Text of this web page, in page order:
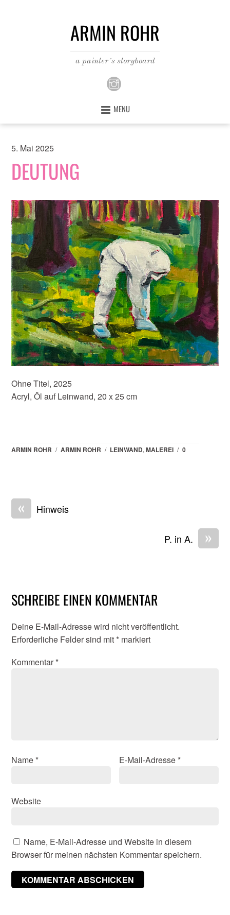
ARMIN ROHR
a painter´s storyboard
MENU
5. Mai 2025
DEUTUNG
Ohne Titel, 2025
Acryl, Öl auf Leinwand, 20 x 25 cm
ARMIN ROHR / ARMIN ROHR / LEINWAND,MALEREI / 0
« Hinweis
»
P. in A.
SCHREIBE EINEN KOMMENTAR
Deine E-Mail-Adresse wird nicht veröffentlicht.
Erforderliche Felder sind mit * markiert
Kommentar *
Name * E-Mail-Adresse *
Website
Name, E-Mail-Adresse und Website in diesem
Browser für meinen nächsten Kommentar speichern.